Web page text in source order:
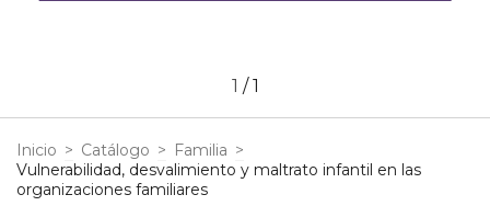
1 /1
Inicio > Catálogo > Familia >
Vulnerabilidad, desvalimiento y maltrato infantil en las
organizaciones familiares